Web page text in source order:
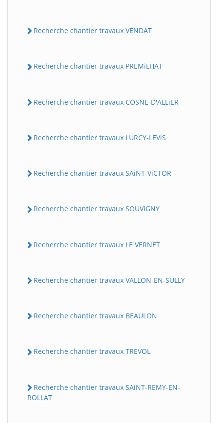
Recherche chantier travaux VENDAT
Recherche chantier travaux PREMiLHAT
Recherche chantier travaux COSNE-D'ALLiER
Recherche chantier travaux LURCY-LEViS
Recherche chantier travaux SAiNT-ViCTOR
Recherche chantier travaux SOUViGNY
Recherche chantier travaux LE VERNET
Recherche chantier travaux VALLON-EN-SULLY
Recherche chantier travaux BEAULON
Recherche chantier travaux TREVOL
Recherche chantier travaux SAiNT-REMY-EN-
ROLLAT